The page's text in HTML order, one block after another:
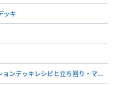
ッキ
スペルウィッチのローテーションデッキレシピと立ち回り・マリガン